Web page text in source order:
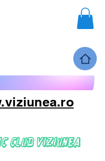
Club Viziunea